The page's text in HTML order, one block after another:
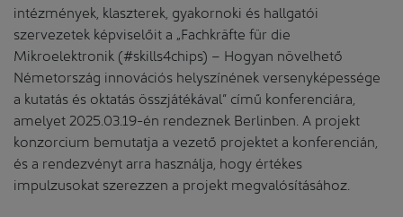
intézmények, klaszterek, gyakornoki és hallgatói
szervezetek képviselőit a „Fachkräfte für die
Mikroelektronik (#skills4chips) – Hogyan növelhető
Németország innovációs helyszínének versenyképessége
a kutatás és oktatás összjátékával” című konferenciára,
amelyet 2025.03.19-én rendeznek Berlinben. A projekt
konzorcium bemutatja a vezető projektet a konferencián,
és a rendezvényt arra használja, hogy értékes
impulzusokat szerezzen a projekt megvalósításához.